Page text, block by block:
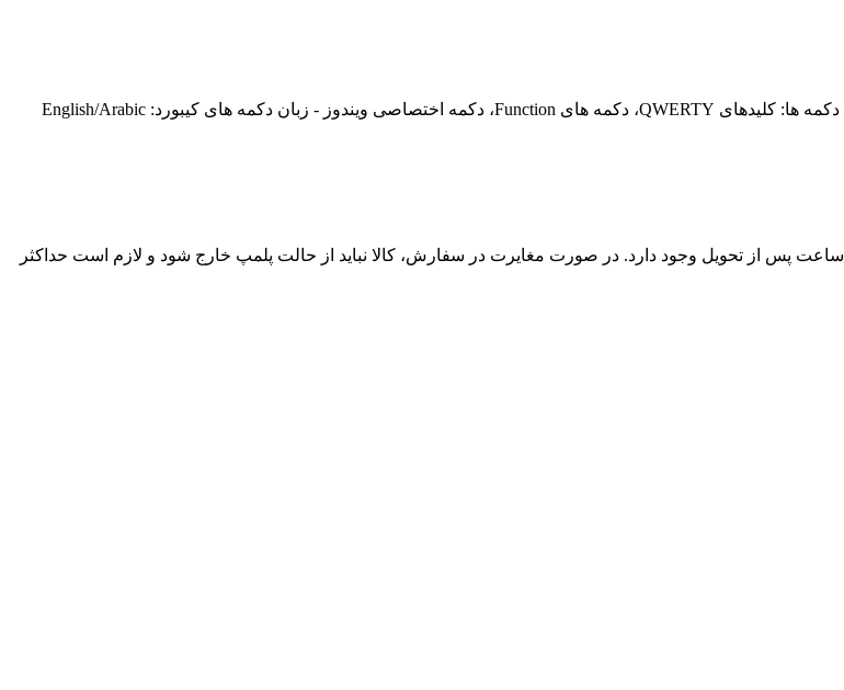
در صورتی که کالا پلمپ و بسته‌بندی آن سالم باشد، امکان مرجوعی و لغو سفارش تا ۲۴ ساعت پس از تحویل وجود دارد. در صورت مغایرت در سفارش، کالا نباید از حالت پلمپ خارج شود و لازم است حداکثر